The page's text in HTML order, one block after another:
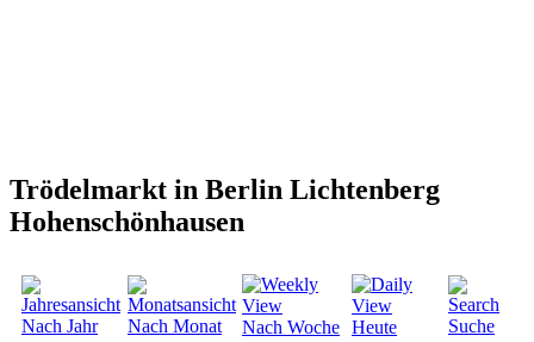
Trödelmarkt in Berlin Lichtenberg
Hohenschönhausen
Nach Jahr Nach Monat Nach Woche Heute Suche